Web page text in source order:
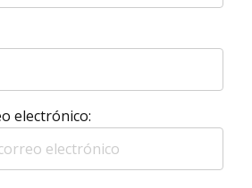
electrónico: